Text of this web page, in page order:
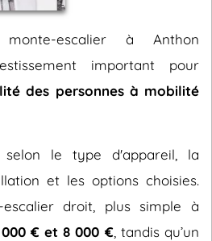
escalier à Anthon
important pour
des personnes à mobilité
le type d'appareil, la
et les options choisies.
droit, plus simple à
€ et 8 000 € , tandis qu’un